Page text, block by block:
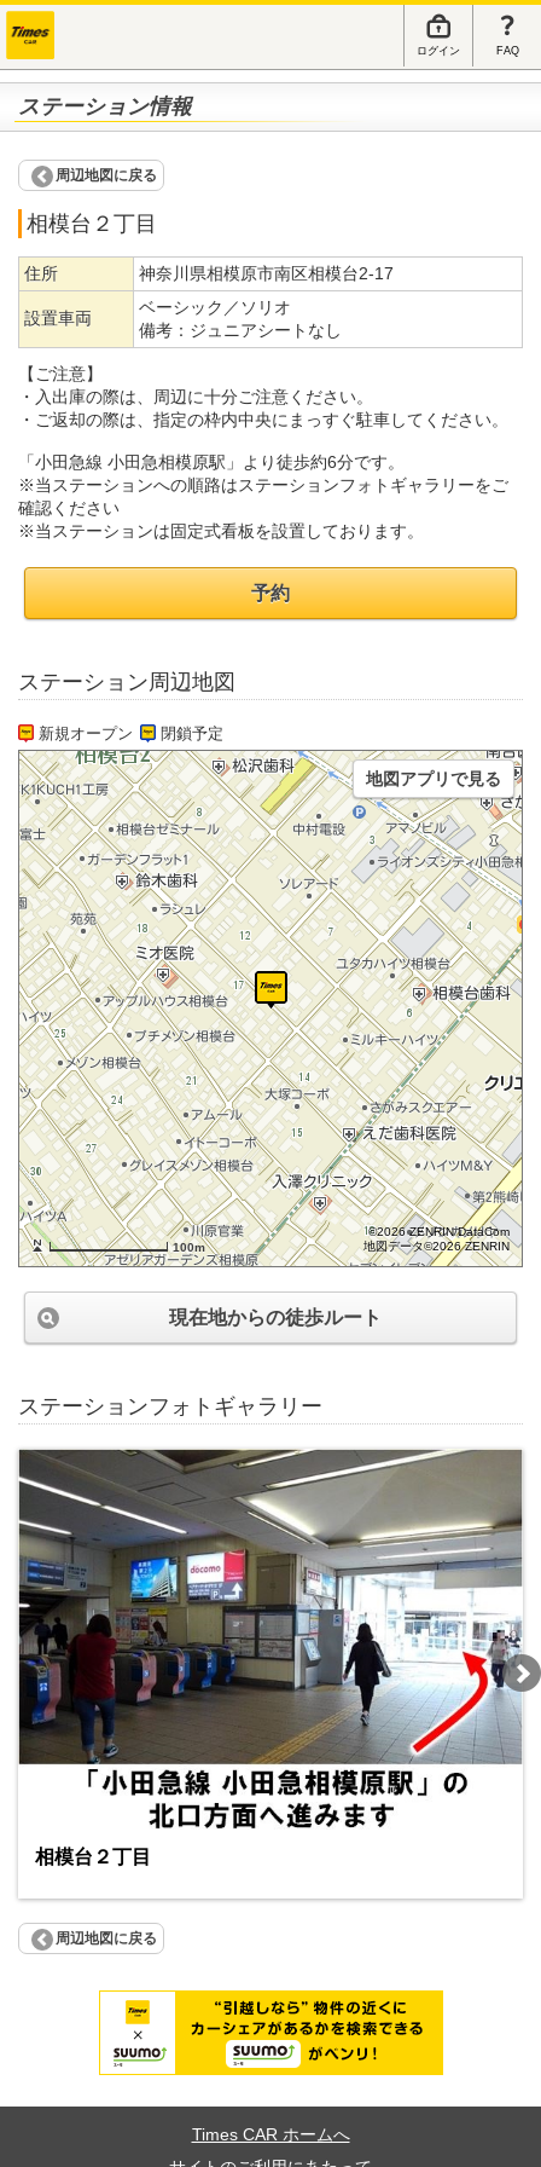
ログイン FAQ
ステーション情報
周辺地図に戻る
相模台２丁目
住所 神奈川県相模原市南区相模台2-17
設置車両
ベーシック／ソリオ
備考： ジュニアシートなし
【ご注意】
・入出庫の際は、周辺に十分ご注意ください。
・ご返却の際は、指定の枠内中央にまっすぐ駐車してください。
「小田急線 小田急相模原駅」より徒歩約6分です。
※当ステーションへの順路はステーションフォトギャラリーをご
確認ください
※当ステーションは固定式看板を設置しております。
予約
ステーション周辺地図
新規オープン 閉鎖予定
100m
©2026 ZENRIN DataCom
地図データ©2026 ZENRIN
地図アプリで見る
現在地からの徒歩ルート
ステーションフォトギャラリー
相模台２丁目
周辺地図に戻る
Times CAR ホームへ